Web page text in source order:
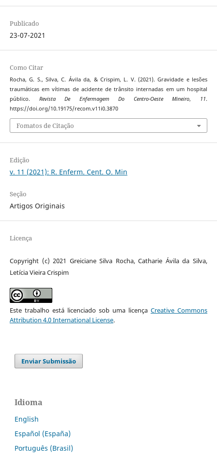
Publicado
23-07-2021
Como Citar
Rocha, G. S., Silva, C. Ávila da, & Crispim, L. V. (2021). Gravidade e lesões
traumáticas em vítimas de acidente de trânsito internadas em um hospital
público. Revista De Enfermagem Do Centro-Oeste Mineiro, 11.
https://doi.org/10.19175/recom.v11i0.3870
Fomatos de Citação
Edição
v. 11 (2021): R. Enferm. Cent. O. Min
Seção
Artigos Originais
Licença
Copyright (c) 2021 Greiciane Silva Rocha, Catharie Ávila da Silva,
Letícia Vieira Crispim
Este trabalho está licenciado sob uma licençaCreative Commons
Attribution 4.0 International License.
Enviar Submissão
Idioma
English
Español (España)
Português (Brasil)